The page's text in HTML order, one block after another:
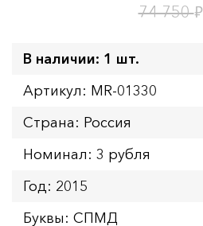
74 750₽
В наличии: 1 шт.
Артикул: MR-01330
Страна: Россия
Номинал: 3 рубля
Год: 2015
Буквы: СПМД